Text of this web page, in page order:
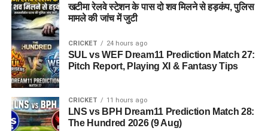
खटीमा रेलवे स्टेशन के पास दो शव मिलने से हड़कंप, पुलिस
मामले की जांच में जुटी
CRICKET 24 hours ago
SUL vs WEF Dream11 Prediction Match 27:
Pitch Report, Playing XI & Fantasy Tips
CRICKET 11 hours ago
LNS vs BPH Dream11 Prediction Match 28:
The Hundred 2026 (9 Aug)